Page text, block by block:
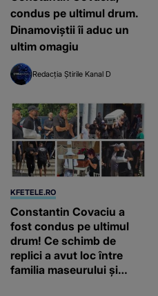
condus pe ultimul drum.
Dinamoviștii îi aduc un
ultim omagiu
Redacția Știrile Kanal D
KFETELE.RO
Constantin Covaciu a
fost condus pe ultimul
drum! Ce schimb de
replici a avut loc între
familia maseurului și